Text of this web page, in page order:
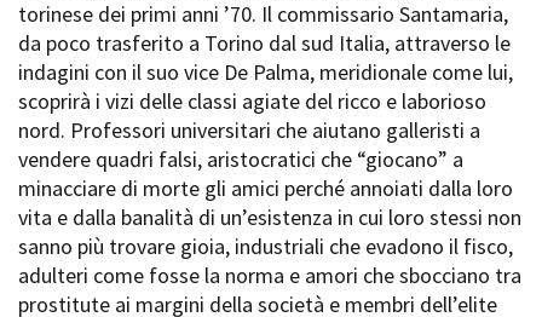
Sala Paolo Tenna
FILM FUNDS
Piemonte Film Tv Fund
Piemonte Film Tv
Development Fund
Piemonte Doc Film Fund
Short Film Fund
PRODUCTION GUIDE
Società di produzione
Biografilm Festival - Bio to B
Industry Days
Locarno Film Festival
Mostra Internazionale d’Arte
Cinematografica Venezia
Toronto International Film
Festival
Festa del Cinema di Roma
Torino Film Festival
David di Donatello
Nastri d’Argento
Premio Solinas
torinese dei primi anni ’70. Il commissario Santamaria,
da poco trasferito a Torino dal sud Italia, attraverso le
indagini con il suo vice De Palma, meridionale come lui,
scoprirà i vizi delle classi agiate del ricco e laborioso
nord. Professori universitari che aiutano galleristi a
vendere quadri falsi, aristocratici che “giocano” a
minacciare di morte gli amici perché annoiati dalla loro
vita e dalla banalità di un’esistenza in cui loro stessi non
sanno più trovare gioia, industriali che evadono il fisco,
adulteri come fosse la norma e amori che sbocciano tra
prostitute ai margini della società e membri dell’elite